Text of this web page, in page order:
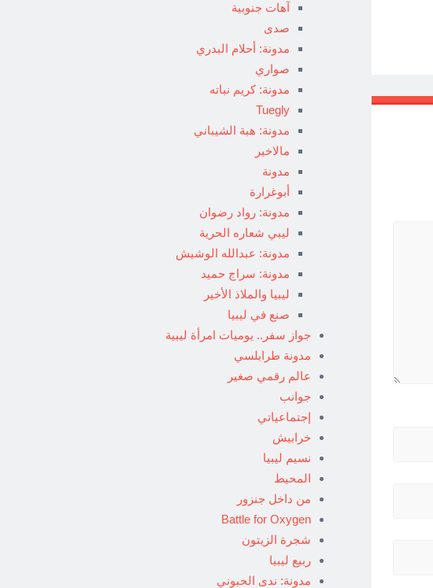
آهات جنوبية
صدى
مدونة: أحلام البدري
صواري
مدونة: كريم نباته
Tuegly
مدونة: هبة الشيباني
مالاخير
مدونة
أبوغرارة
مدونة: رواد رضوان
ليبي شعاره الحرية
مدونة: عبدالله الوشيش
مدونة: سراج حميد
ليبيا والملاذ الأخير
صنع في ليبيا
جواز سفر.. يوميات امرأة ليبية
مدونة طرابلسي
عالم رقمي صغير
جوانب
إجتماعياتي
خرابيش
نسيم ليبيا
المحيط
من داخل جنزور
Battle for Oxygen
شجرة الزيتون
ربيع ليبيا
مدونة: ندى الحبوني